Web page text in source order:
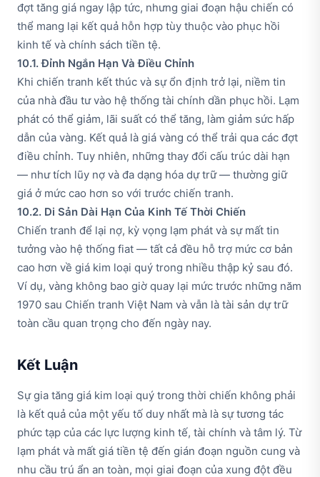
đợt tăng giá ngay lập tức, nhưng giai đoạn hậu chiến có
thể mang lại kết quả hỗn hợp tùy thuộc vào phục hồi
kinh tế và chính sách tiền tệ.
10.1. Đỉnh Ngắn Hạn Và Điều Chỉnh
Khi chiến tranh kết thúc và sự ổn định trở lại, niềm tin
của nhà đầu tư vào hệ thống tài chính dần phục hồi. Lạm
phát có thể giảm, lãi suất có thể tăng, làm giảm sức hấp
dẫn của vàng. Kết quả là giá vàng có thể trải qua các đợt
điều chỉnh. Tuy nhiên, những thay đổi cấu trúc dài hạn
— như tích lũy nợ và đa dạng hóa dự trữ — thường giữ
giá ở mức cao hơn so với trước chiến tranh.
10.2. Di Sản Dài Hạn Của Kinh Tế Thời Chiến
Chiến tranh để lại nợ, kỳ vọng lạm phát và sự mất tin
tưởng vào hệ thống fiat — tất cả đều hỗ trợ mức cơ bản
cao hơn về giá kim loại quý trong nhiều thập kỷ sau đó.
Ví dụ, vàng không bao giờ quay lại mức trước những năm
1970 sau Chiến tranh Việt Nam và vẫn là tài sản dự trữ
toàn cầu quan trọng cho đến ngày nay.
Kết Luận
Sự gia tăng giá kim loại quý trong thời chiến không phải
là kết quả của một yếu tố duy nhất mà là sự tương tác
phức tạp của các lực lượng kinh tế, tài chính và tâm lý. Từ
lạm phát và mất giá tiền tệ đến gián đoạn nguồn cung và
nhu cầu trú ẩn an toàn, mọi giai đoạn của xung đột đều